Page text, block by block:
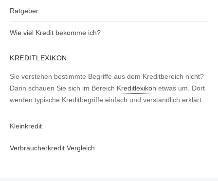
Ratgeber
Wie viel Kredit bekomme ich?
KREDITLEXIKON
Sie verstehen bestimmte Begriffe aus dem Kreditbereich nicht?
Dann schauen Sie sich im Bereich Kreditlexikon etwas um. Dort
werden typische Kreditbegriffe einfach und verständlich erklärt.
Kleinkredit
Verbraucherkredit Vergleich